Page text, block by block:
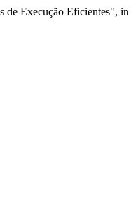
de Execução Eficientes", in